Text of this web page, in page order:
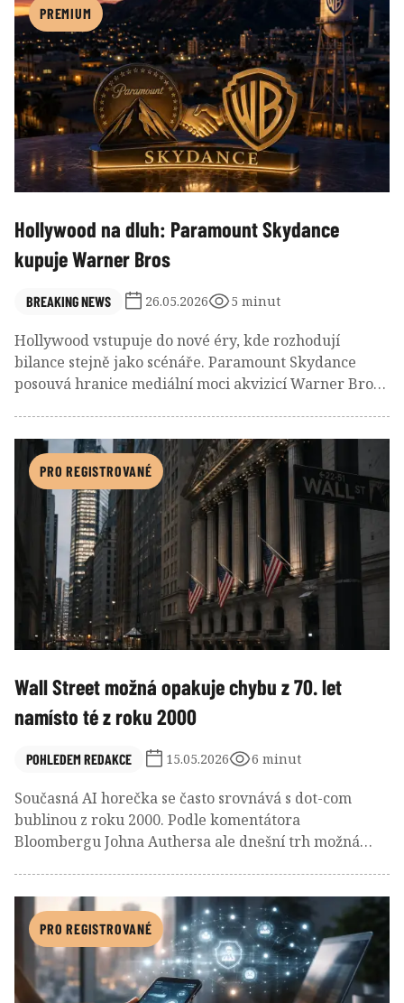
slepé nakupování hned po IPO bývá pro drobné
investory překvapivě riskantní.
PREMIUM
Hollywood na dluh: Paramount Skydance
kupuje Warner Bros
BREAKING NEWS 26.05.2026 5 minut
Hollywood vstupuje do nové éry, kde rozhodují
bilance stejně jako scénáře. Paramount Skydance
posouvá hranice mediální moci akvizicí Warner Bros.
zábavy, streamovacích služeb i reklamního trhu. Za
kulisami filmových značek a ikonických studií se
skrývá tvrdý boj o přežití v době drahého kapitálu.
PRO REGISTROVANÉ
Wall Street možná opakuje chybu z 70. let
namísto té z roku 2000
POHLEDEM REDAKCE 15.05.2026 6 minut
Současná AI horečka se často srovnává s dot-com
bublinou z roku 2000. Podle komentátora
Bloombergu Johna Authersa ale dnešní trh možná
„nezničitelným“ firmám. A právě to nakonec skončilo
jedním z nejbolestivějších vystřízlivění Wall Street.
PRO REGISTROVANÉ